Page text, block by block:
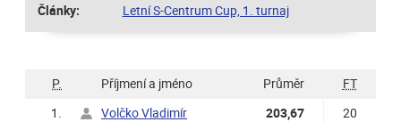
Články:
Letní S-Centrum Cup, 1. turnaj
P. Příjmení a jméno Průměr
FT
1.
Volčko Vladimír 203,67
20